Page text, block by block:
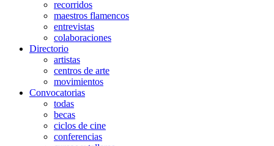
recorridos
maestros flamencos
entrevistas
colaboraciones
Directorio
artistas
centros de arte
movimientos
Convocatorias
todas
becas
ciclos de cine
conferencias